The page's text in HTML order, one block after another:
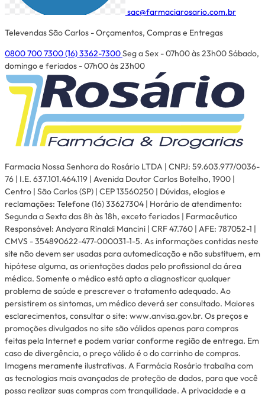
sac@farmaciarosario.com.br
Televendas São Carlos - Orçamentos, Compras e Entregas
0800 700 7300(16) 3362-7300Seg a Sex - 07h00 às 23h00Sábado,
domingo e feriados - 07h00 às 23h00
Farmacia Nossa Senhora do Rosário LTDA | CNPJ: 59.603.977/0036-
76 | I.E. 637.101.464.119 | Avenida Doutor Carlos Botelho, 1900 |
Centro | São Carlos (SP) | CEP 13560250 | Dúvidas, elogios e
reclamações: Telefone (16) 33627304 | Horário de atendimento:
Segunda a Sexta das 8h às 18h, exceto feriados | Farmacêutico
Responsável: Andyara Rinaldi Mancini | CRF 47.760 | AFE: 787052-1 |
CMVS - 354890622-477-000031-1-5. As informações contidas neste
site não devem ser usadas para automedicação e não substituem, em
hipótese alguma, as orientações dadas pelo profissional da área
médica. Somente o médico está apto a diagnosticar qualquer
problema de saúde e prescrever o tratamento adequado. Ao
persistirem os sintomas, um médico deverá ser consultado. Maiores
esclarecimentos, consultar o site: www.anvisa.gov.br. Os preços e
promoções divulgados no site são válidos apenas para compras
feitas pela Internet e podem variar conforme região de entrega. Em
caso de divergência, o preço válido é o do carrinho de compras.
Imagens meramente ilustrativas. A Farmácia Rosário trabalha com
as tecnologias mais avançadas de proteção de dados, para que você
possa realizar suas compras com tranquilidade. A privacidade e a